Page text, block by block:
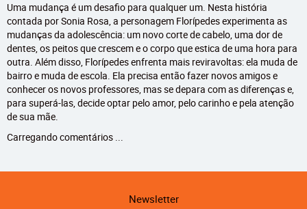
Uma mudança é um desafio para qualquer um. Nesta história
contada por Sonia Rosa, a personagem Florípedes experimenta as
mudanças da adolescência: um novo corte de cabelo, uma dor de
dentes, os peitos que crescem e o corpo que estica de uma hora para
outra. Além disso, Florípedes enfrenta mais reviravoltas: ela muda de
bairro e muda de escola. Ela precisa então fazer novos amigos e
conhecer os novos professores, mas se depara com as diferenças e,
para superá-las, decide optar pelo amor, pelo carinho e pela atenção
de sua mãe.
Carregando comentários ...
Newsletter